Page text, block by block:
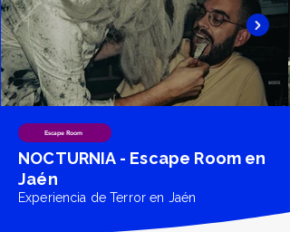
Escape Room
NOCTURNIA - Escape Room en
Jaén
Experiencia de Terror en Jaén